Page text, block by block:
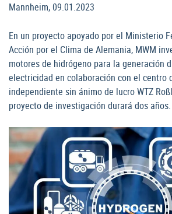
Mannheim, 09.01.2023
En un proyecto apoyado por el Ministerio
Acción por el Clima de Alemania, MWM
motores de hidrógeno para la generación
electricidad en colaboración con el centro
independiente sin ánimo de lucro WTZ
proyecto de investigación durará dos años.